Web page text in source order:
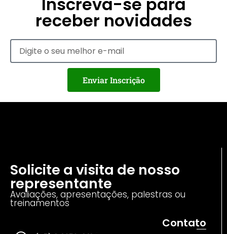
receber novidades
Enviar Inscrição
Solicite a visita de nosso
representante
Avaliações, apresentações, palestras ou
treinamentos
Contato